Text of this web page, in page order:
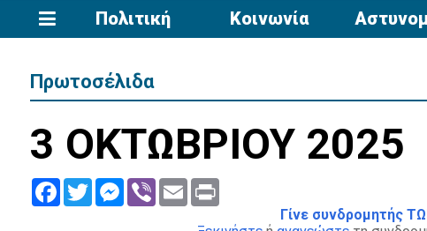
Πολιτική Κοινωνία
Πρωτοσέλιδα
3 ΟΚΤΩΒΡΙΟΥ 2025
FacebookTwitter Messenger
Viber Email Print
Γίνε συνδρομητής